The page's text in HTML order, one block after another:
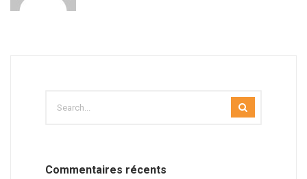
Commentaires récents